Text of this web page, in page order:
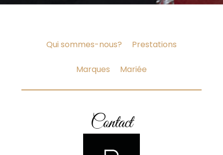
Qui sommes-nous? Prestations
Marques Mariée
Contact